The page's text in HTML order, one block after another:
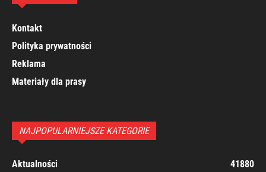
Kontakt
Polityka prywatności
Reklama
Materiały dla prasy
NAJPOPULARNIEJSZE KATEGORIE
Aktualności 41880